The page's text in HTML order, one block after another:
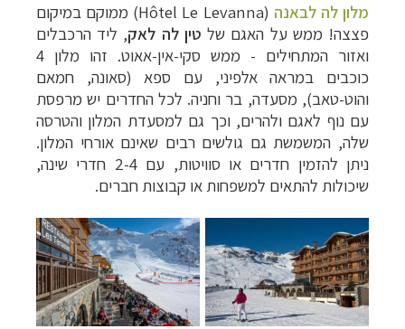
מלון לה לבאנה
(Hôtel Le Levanna) ממוקם במיקום
פצצה! ממש על האגם של טין לה לאק, ליד הרכבלים
ואזור המתחילים - ממש סקי-אין-אאוט. זהו מלון 4
כוכבים במראה אלפיני, עם ספא (סאונה, חמאם
והוט-טאב), מסעדה, בר וחניה. לכל החדרים יש מרפסת
עם נוף לאגם ולהרים, וכך גם למסעדת המלון והטרסה
שלה, המשמשת גם גולשים רבים שאינם אורחי המלון.
ניתן להזמין חדרים או סוויטות, עם 2-4 חדרי שינה,
שיכולות להתאים למשפחות או קבוצות חברים.